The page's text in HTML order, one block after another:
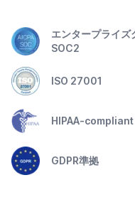
エンタープライズ
SOC2
ISO 27001
HIPAA-compliant
GDPR準拠